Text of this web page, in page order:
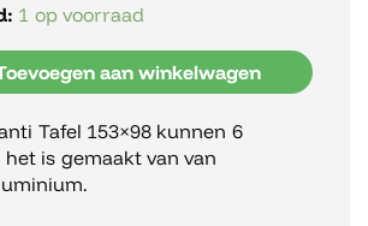
1 op voorraad
aan winkelwagen
Tafel 153×98 kunnen 6
is gemaakt van van